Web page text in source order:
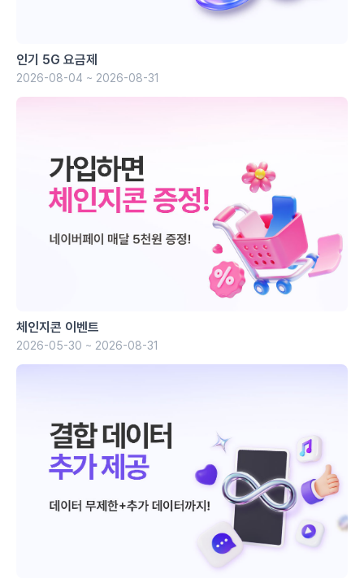
인기 5G 요금제
2026-08-04 ~ 2026-08-31
체인지콘 이벤트
2026-05-30 ~ 2026-08-31